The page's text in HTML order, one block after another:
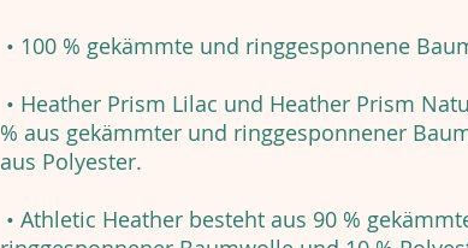
• 100 % gekämmte und ringgesponnene
• Heather Prism Lilac und Heather Prism
% aus gekämmter und ringgesponnener
aus Polyester.
• Athletic Heather besteht aus 90 %